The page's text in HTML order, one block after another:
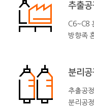
추출공
C6~C8
방향족
분리공
추출공
분리공